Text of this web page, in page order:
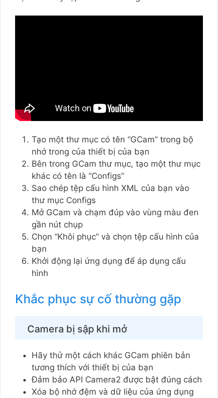
Tạo một thư mục có tên “GCam” trong bộ
nhớ trong của thiết bị của bạn
Bên trong GCam thư mục, tạo một thư mục
khác có tên là “Configs”
Sao chép tệp cấu hình XML của bạn vào
thư mục Configs
Mở GCam và chạm đúp vào vùng màu đen
gần nút chụp
Chọn “Khôi phục” và chọn tệp cấu hình của
bạn
Khởi động lại ứng dụng để áp dụng cấu
hình
Khắc phục sự cố thường gặp
Camera bị sập khi mở
Hãy thử một cách khác GCam phiên bản
tương thích với thiết bị của bạn
Đảm bảo API Camera2 được bật đúng cách
Xóa bộ nhớ đệm và dữ liệu của ứng dụng